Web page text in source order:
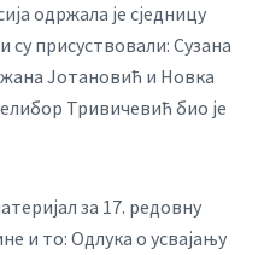
одржала је сједницу
су присуствовали: Сузана
Јотановић и Новка
Тривичевић био је
за 17. редовну
и то: Одлука о усвајању